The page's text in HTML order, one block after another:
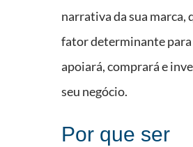
narrativa da sua marca,
fator determinante para
apoiará, comprará e
seu negócio.
Por que ser